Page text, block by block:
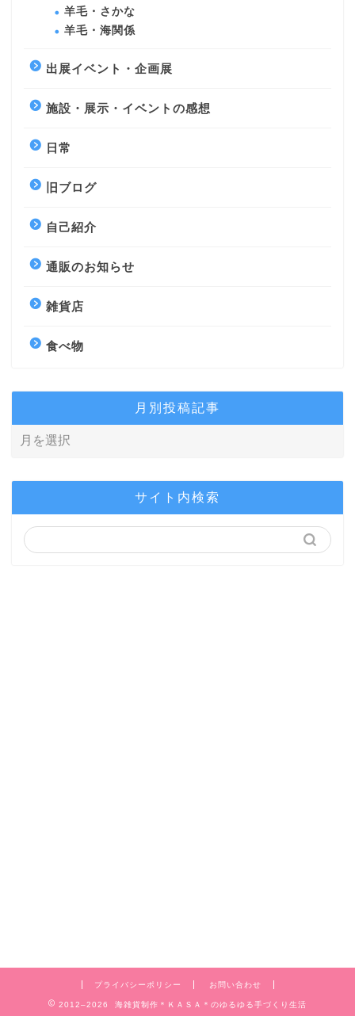
羊毛・さかな
羊毛・海関係
出展イベント・企画展
施設・展示・イベントの感想
日常
旧ブログ
自己紹介
通販のお知らせ
雑貨店
食べ物
月別投稿記事
サイト内検索
プライバシーポリシー お問い合わせ
2012–2026 海雑貨制作＊ＫＡＳＡ＊のゆるゆる手づくり生活